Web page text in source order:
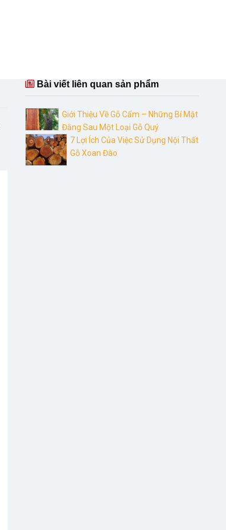
Bài viết liên quan sản phẩm
Giới Thiệu Về Gỗ Cẩm – Những Bí Mật
Đằng Sau Một Loại Gỗ Quý
7 Lợi Ích Của Việc Sử Dụng Nội Thất
Gỗ Xoan Đào